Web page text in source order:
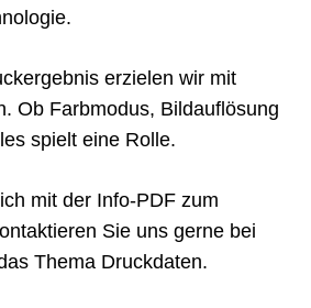
erzielen wir mit
Ob Farbmodus, Bildauflösung
spielt eine Rolle.
mit der Info-PDF zum
Sie uns gerne bei
Thema Druckdaten.